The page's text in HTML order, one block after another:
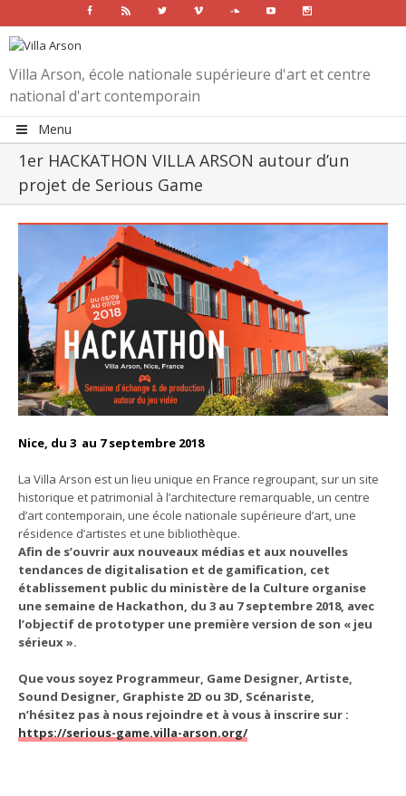
Facebook Rss Twitter Vimeo SoundcloudYoutube
Villa Arson, école nationale supérieure d'art et centre
national d'art contemporain
Menu
1er HACKATHON VILLA ARSON autour d’un
projet de Serious Game
View
Nice, du 3 au 7 septembre 2018
La Villa Arson est un lieu unique en France regroupant, sur un site
historique et patrimonial à l’architecture remarquable, un centre
d’art contemporain, une école nationale supérieure d’art, une
résidence d’artistes et une bibliothèque.
Afin de s’ouvrir aux nouveaux médias et aux nouvelles
tendances de digitalisation et de gamification, cet
établissement public du ministère de la Culture organise
une semaine de Hackathon, du 3 au 7 septembre 2018, avec
l’objectif de prototyper une première version de son « jeu
sérieux ».
Que vous soyez Programmeur, Game Designer, Artiste,
Sound Designer, Graphiste 2D ou 3D, Scénariste,
n’hésitez pas à nous rejoindre et à vous à inscrire sur :
https://serious-game.villa-arson.org/